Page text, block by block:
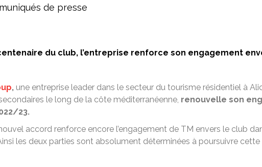
de presse
du club, l’entreprise renforce son engagement
, une entreprise leader dans le secteur du tourisme résidentiel à
le long de la côte méditerranéenne, renouvelle son
23.
accord renforce encore l’engagement de TM envers le club
les deux parties sont absolument déterminées à poursuivre